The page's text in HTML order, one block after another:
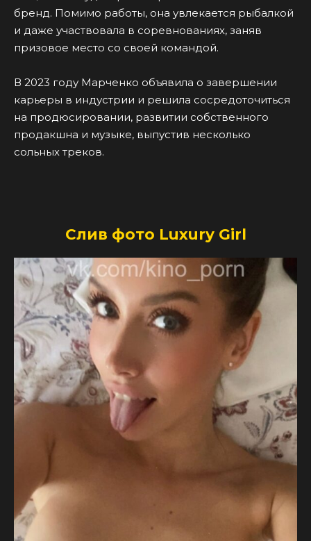
бренд. Помимо работы, она увлекается рыбалкой
и даже участвовала в соревнованиях, заняв
призовое место со своей командой.
В 2023 году Марченко объявила о завершении
карьеры в индустрии и решила сосредоточиться
на продюсировании, развитии собственного
продакшна и музыке, выпустив несколько
сольных треков.
Слив фото Luxury Girl